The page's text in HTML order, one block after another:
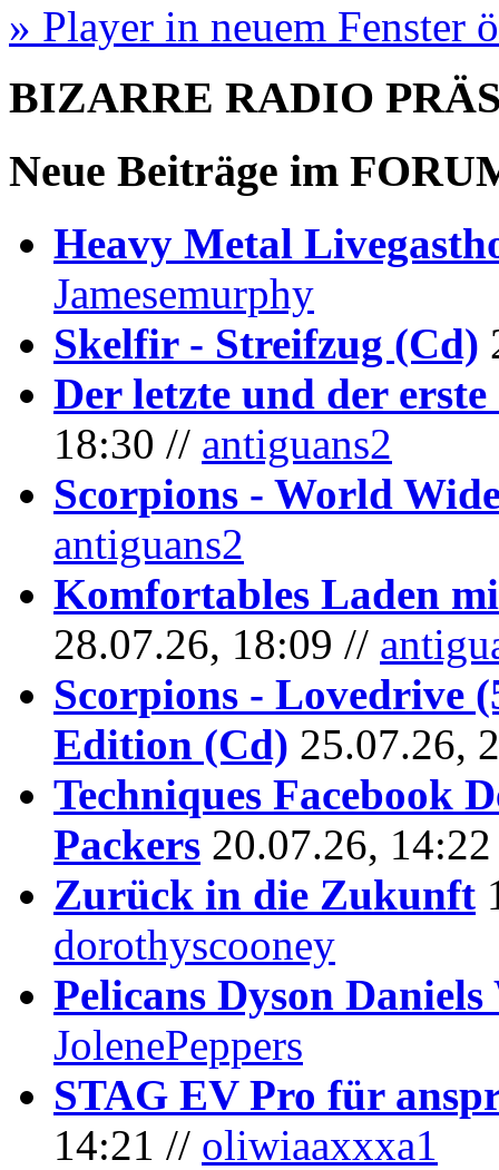
» Player in neuem Fenster
BIZARRE RADIO
Neue Beiträge im
Heavy Metal
Jamesemurphy
Skelfir - Streifzug (Cd)
Der letzte und der erste
18:30 // antiguans2
Scorpions - World
antiguans2
Komfortables Laden
28.07.26, 18:09 //
Scorpions - Lovedrive
Edition (Cd) 25.07.26,
Techniques Facebook
Packers 20.07.26,
Zurück in die Zukunft
dorothyscooney
Pelicans Dyson
JolenePeppers
STAG EV Pro für
14:21 // oliwiaaxxxa1